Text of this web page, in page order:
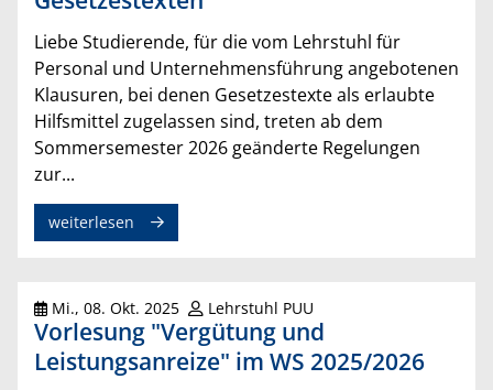
Liebe Studierende, für die vom Lehrstuhl für
Personal und Unternehmensführung angebotenen
Klausuren, bei denen Gesetzestexte als erlaubte
Hilfsmittel zugelassen sind, treten ab dem
Sommersemester 2026 geänderte Regelungen
zur...
weiterlesen
Mi., 08. Okt. 2025 Lehrstuhl PUU
Vorlesung "Vergütung und
Leistungsanreize" im WS 2025/2026